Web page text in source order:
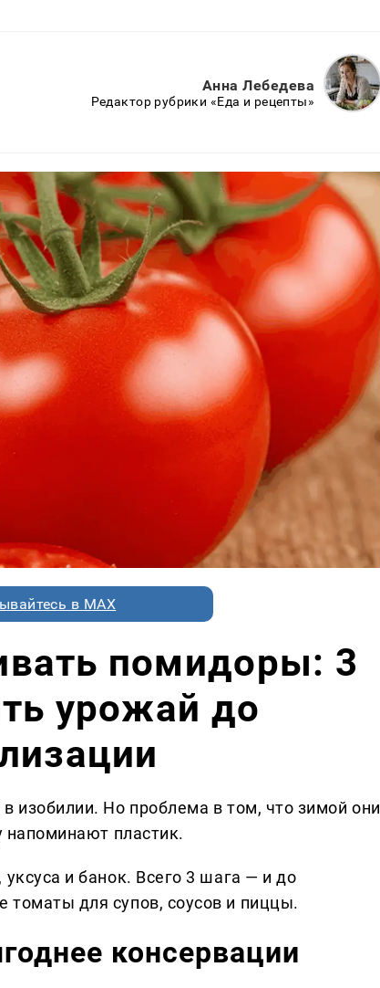
Анна Лебедева
Редактор рубрики «Еда и рецепты»
в MAX
помидоры: 3
урожай до
изобилии. Но проблема в том, что зимой они
напоминают пластик.
и банок. Всего 3 шага — и до
томаты для супов, соусов и пиццы.
консервации